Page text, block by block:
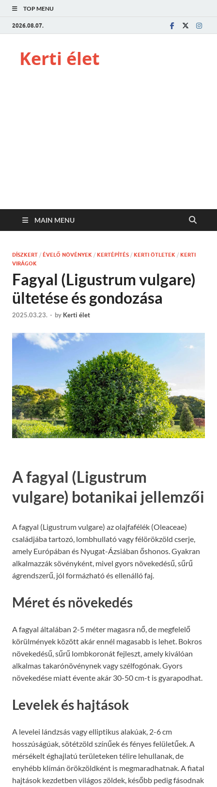
TOP MENU
2026.08.07.
Kerti élet
MAIN MENU
DÍSZKERT / ÉVELŐ NÖVÉNYEK / KERTÉPÍTÉS / KERTI ÖTLETEK / KERTI
VIRÁGOK
Fagyal (Ligustrum vulgare)
ültetése és gondozása
2025.03.23. - by Kerti élet
A fagyal (Ligustrum
vulgare) botanikai jellemzői
A fagyal (Ligustrum vulgare) az olajfafélék (Oleaceae)
családjába tartozó, lombhullató vagy félörökzöld cserje,
amely Európában és Nyugat-Ázsiában őshonos. Gyakran
alkalmazzák sövényként, mivel gyors növekedésű, sűrű
ágrendszerű, jól formázható és ellenálló faj.
Méret és növekedés
A fagyal általában 2-5 méter magasra nő, de megfelelő
körülmények között akár ennél magasabb is lehet. Bokros
növekedésű, sűrű lombkoronát fejleszt, amely kiválóan
alkalmas takarónövénynek vagy szélfogónak. Gyors
növekedése miatt évente akár 30-50 cm-t is gyarapodhat.
Levelek és hajtások
A levelei lándzsás vagy elliptikus alakúak, 2-6 cm
hosszúságúak, sötétzöld színűek és fényes felületűek. A
mérsékelt éghajlatú területeken télire lehullanak, de
enyhébb klímán örökzöldként is megmaradhatnak. A fiatal
hajtások kezdetben világos zöldek, később pedig fásodnak